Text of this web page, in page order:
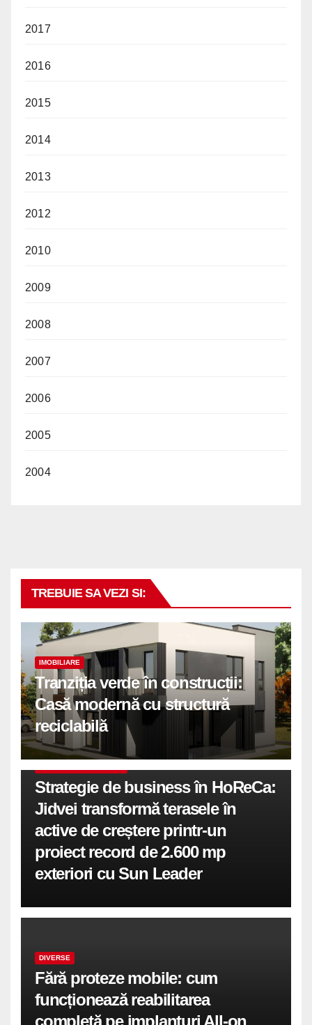
2017
2016
2015
2014
2013
2012
2010
2009
2008
2007
2006
2005
2004
TREBUIE SA VEZI SI:
IMOBILIARE
Tranziția verde în construcții:
Casă modernă cu structură
reciclabilă
Strategie de business în HoReCa:
Jidvei transformă terasele în
active de creștere printr-un
proiect record de 2.600 mp
exteriori cu Sun Leader
DIVERSE
Fără proteze mobile: cum
funcționează reabilitarea